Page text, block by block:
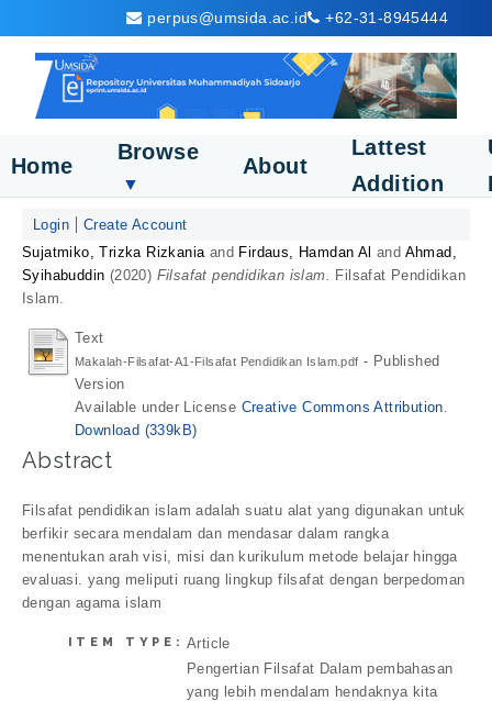
perpus@umsida.ac.id +62-31-8945444
Home
Browse
▼
About
Lattest
Addition
Login
Create Account
Sujatmiko, Trizka Rizkaniaand Firdaus, Hamdan Al and Ahmad,
Syihabuddin (2020) Filsafat pendidikan islam. Filsafat Pendidikan
Islam.
Text
Makalah-Filsafat-A1-Filsafat Pendidikan Islam.pdf - Published
Version
Available under License Creative Commons Attribution.
Download (339kB)
Abstract
Filsafat pendidikan islam adalah suatu alat yang digunakan untuk
berfikir secara mendalam dan mendasar dalam rangka
menentukan arah visi, misi dan kurikulum metode belajar hingga
evaluasi. yang meliputi ruang lingkup filsafat dengan berpedoman
dengan agama islam
ITEM TYPE: Article
Pengertian Filsafat Dalam pembahasan
yang lebih mendalam hendaknya kita